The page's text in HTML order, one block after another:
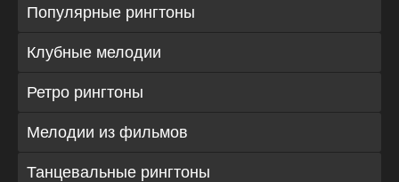
Популярные рингтоны
Клубные мелодии
Ретро рингтоны
Мелодии из фильмов
Танцевальные рингтоны